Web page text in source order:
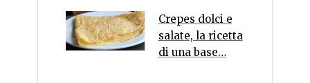
Crepes dolci e
salate, la ricetta
di una base…